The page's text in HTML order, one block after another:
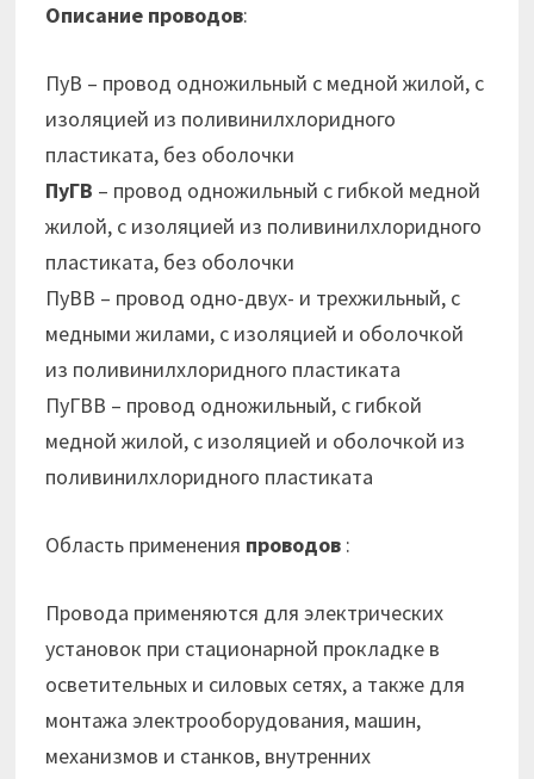
Описание проводов:
ПуВ – провод одножильный с медной жилой, с
изоляцией из поливинилхлоридного
пластиката, без оболочки
ПуГВ – провод одножильный с гибкой медной
жилой, с изоляцией из поливинилхлоридного
пластиката, без оболочки
ПуВВ – провод одно-двух- и трехжильный, с
медными жилами, с изоляцией и оболочкой
из поливинилхлоридного пластиката
ПуГВВ – провод одножильный, с гибкой
медной жилой, с изоляцией и оболочкой из
поливинилхлоридного пластиката
Область применения проводов :
Провода применяются для электрических
установок при стационарной прокладке в
осветительных и силовых сетях, а также для
монтажа электрооборудования, машин,
механизмов и станков, внутренних